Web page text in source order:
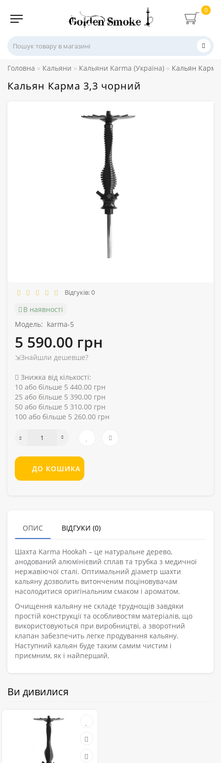
0
Головна Кальяни Кальяни Karma (Україна) Кальян
Кальян Карма 3,3 чорний
Відгуків: 0
В наявності
Модель: karma-5
5 590.00 грн
⇲Знайшли дешевше?
Знижка від кількості:
10 або більше 5 440.00 грн
25 або більше 5 390.00 грн
50 або більше 5 310.00 грн
100 або більше 5 260.00 грн
ДО КОШИКА
ОПИС ВІДГУКИ (0)
Шахта Karma Hookah – це натуральне дерево,
анодований алюмінієвий сплав та трубка з медичної
нержавіючої сталі. Оптимальний діаметр шахти
кальяну дозволить витонченим поціновувачам
насолодитися оригінальним смаком і ароматом.
Очищення кальяну не складе труднощів завдяки
простій конструкції та особливостям матеріалів, що
використовуються при виробництві, а зворотний
клапан забезпечить легке продування кальяну.
Наступний кальян буде таким самим чистим і
приємним, як і найперший.
Ви дивилися